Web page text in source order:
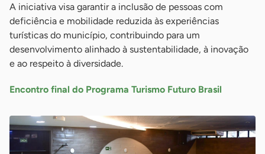
A iniciativa visa garantir a inclusão de pessoas com
deficiência e mobilidade reduzida às experiências
turísticas do município, contribuindo para um
desenvolvimento alinhado à sustentabilidade, à inovação
e ao respeito à diversidade.
Encontro final do Programa Turismo Futuro Brasil